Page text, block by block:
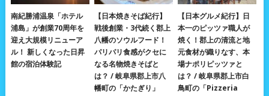
南紀勝浦温泉「ホテル
浦島」が創業70周年を
迎え大規模リニューア
ル！ 新しくなった日昇
館の宿泊体験記
【日本焼きそば紀行】
戦後創業・3代続く郡上
八幡のソウルフード！
パリパリ食感がクセに
なる名物焼きそばと
は？ / 岐阜県郡上市八
幡町の「かたぎり」
【日本グルメ紀行】日
本一のピッツァ職人が
焼く！郡上の清流と地
元食材が織りなす、本
場ナポリピッツァと
は？ / 岐阜県郡上市白
鳥町の「Pizzeria